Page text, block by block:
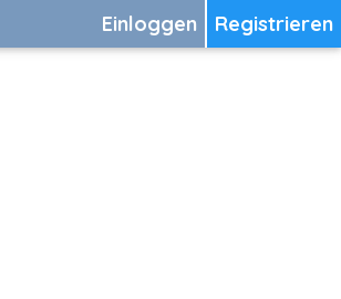
Registrieren
Einloggen